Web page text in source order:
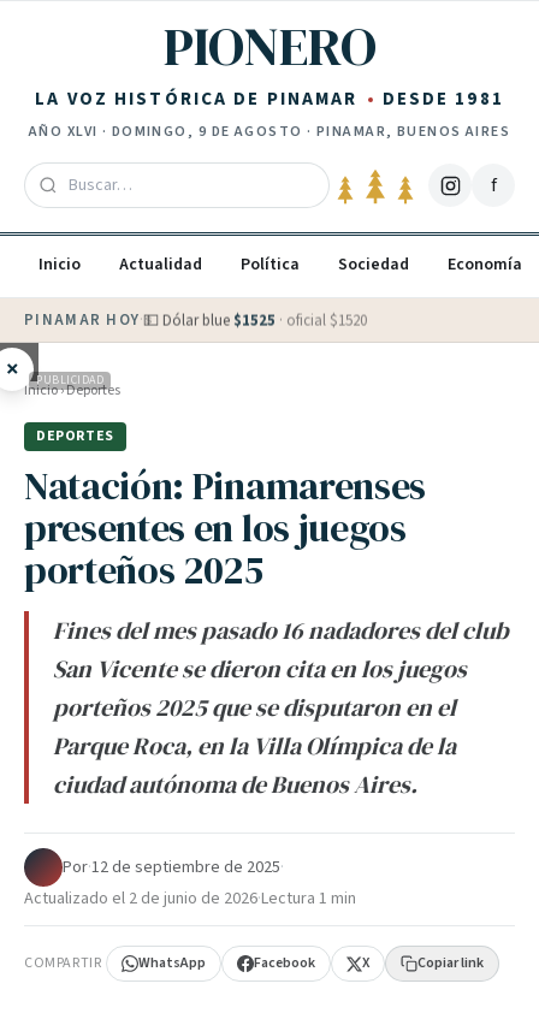
PIONERO
LA VOZ HISTÓRICA DE PINAMAR DESDE 1981
AÑO XLVI · DOMINGO, 9 DE AGOSTO · PINAMAR, BUENOS AIRES
f
Inicio Actualidad Política Sociedad Economía
PINAMAR HOY·💵 Dólar blue $1525 · oficial $1520
× PUBLICIDAD
Inicio›Deportes
DEPORTES
Natación: Pinamarenses
presentes en los juegos
porteños 2025
Fines del mes pasado 16 nadadores del club
San Vicente se dieron cita en los juegos
porteños 2025 que se disputaron en el
Parque Roca, en la Villa Olímpica de la
ciudad autónoma de Buenos Aires.
Por·12 de septiembre de 2025·
Actualizado el 2 de junio de 2026·Lectura 1 min
COMPARTIR WhatsApp Facebook X Copiar link